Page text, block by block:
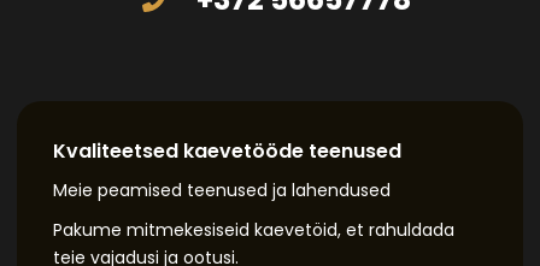
Kvaliteetsed kaevetööde teenused
Meie peamised teenused ja lahendused
Pakume mitmekesiseid kaevetöid, et rahuldada
teie vajadusi ja ootusi.